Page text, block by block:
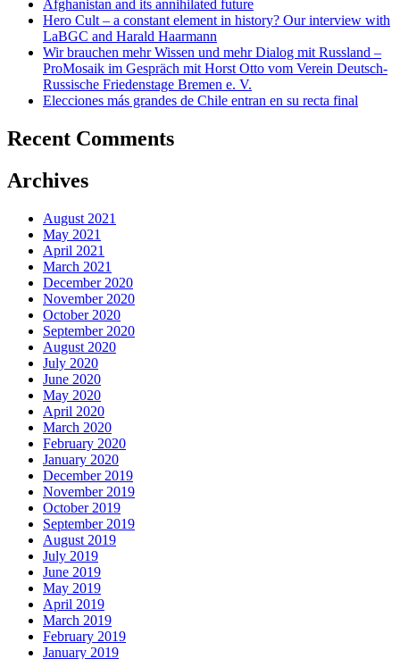
Afghanistan and its annihilated future
Hero Cult – a constant element in history? Our interview with
LaBGC and Harald Haarmann
Wir brauchen mehr Wissen und mehr Dialog mit Russland –
ProMosaik im Gespräch mit Horst Otto vom Verein Deutsch-
Russische Friedenstage Bremen e. V.
Elecciones más grandes de Chile entran en su recta final
Recent Comments
Archives
August 2021
May 2021
April 2021
March 2021
December 2020
November 2020
October 2020
September 2020
August 2020
July 2020
June 2020
May 2020
April 2020
March 2020
February 2020
January 2020
December 2019
November 2019
October 2019
September 2019
August 2019
July 2019
June 2019
May 2019
April 2019
March 2019
February 2019
January 2019